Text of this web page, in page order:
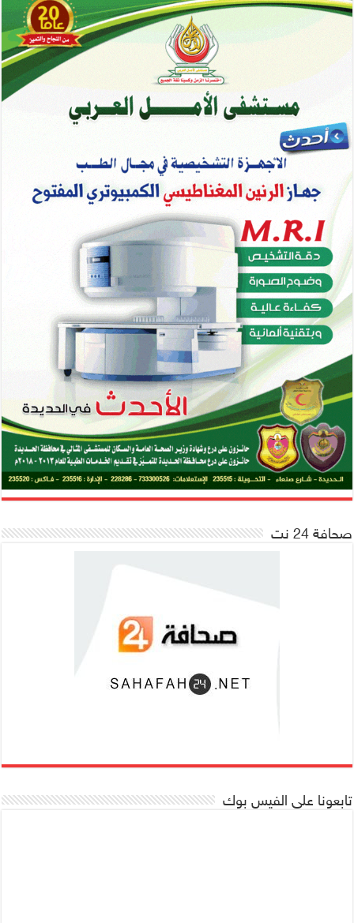
صحافة 24 نت
تابعونا على الفيس بوك